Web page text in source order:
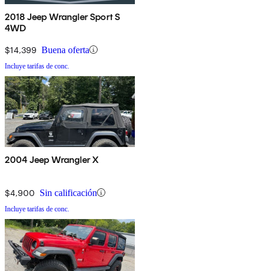
2018 Jeep Wrangler Sport S
4WD
$14,399 Buena oferta
Incluye tarifas de conc.
2004 Jeep Wrangler X
$4,900 Sin calificación
Incluye tarifas de conc.